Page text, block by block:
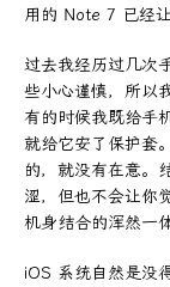
用的 Note 7 已经
过去我经历过几次
些小心谨慎，所以
有的时候我既给手
就给它安了保护套
的，就没有在意。
涩，但也不会让你
机身结合的浑然一
iOS 系统自然是没